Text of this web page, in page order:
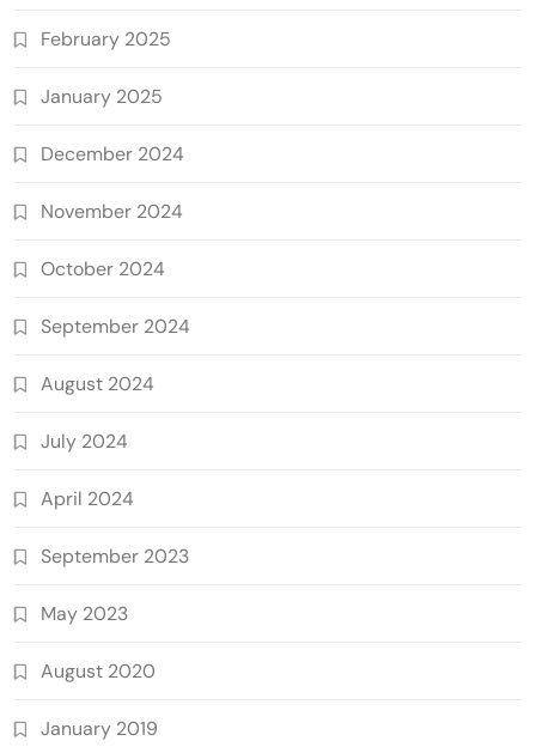
February 2025
January 2025
December 2024
November 2024
October 2024
September 2024
August 2024
July 2024
April 2024
September 2023
May 2023
August 2020
January 2019